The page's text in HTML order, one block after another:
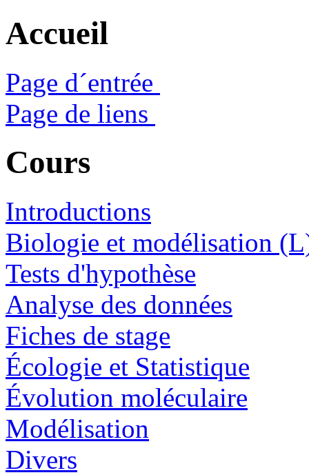
Accueil
Page d´entrée
Page de liens
Cours
Introductions
Biologie et modélisation
Tests d'hypothèse
Analyse des données
Fiches de stage
Écologie et Statistique
Évolution moléculaire
Modélisation
Divers